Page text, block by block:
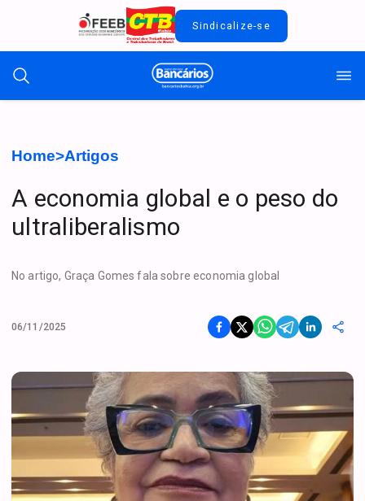
Sindicalize-se
Home>Artigos
A economia global e o peso do
ultraliberalismo
No artigo, Graça Gomes fala sobre economia global
06/11/2025